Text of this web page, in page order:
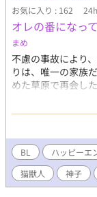
お気に入り : 162
オレの番になっ
まめ
不慮の事故により
りは、唯一の家族
めた草原で再会し
いかけてきてくれ
ど、ネロがいるか
かれた世界で穏や
に不穏な気配が忍
紡ぐ、ほのぼの異
9 話 不穏の足音
29話以降 全32話
ています。
BL ハッピーエ
猫獣人
神子